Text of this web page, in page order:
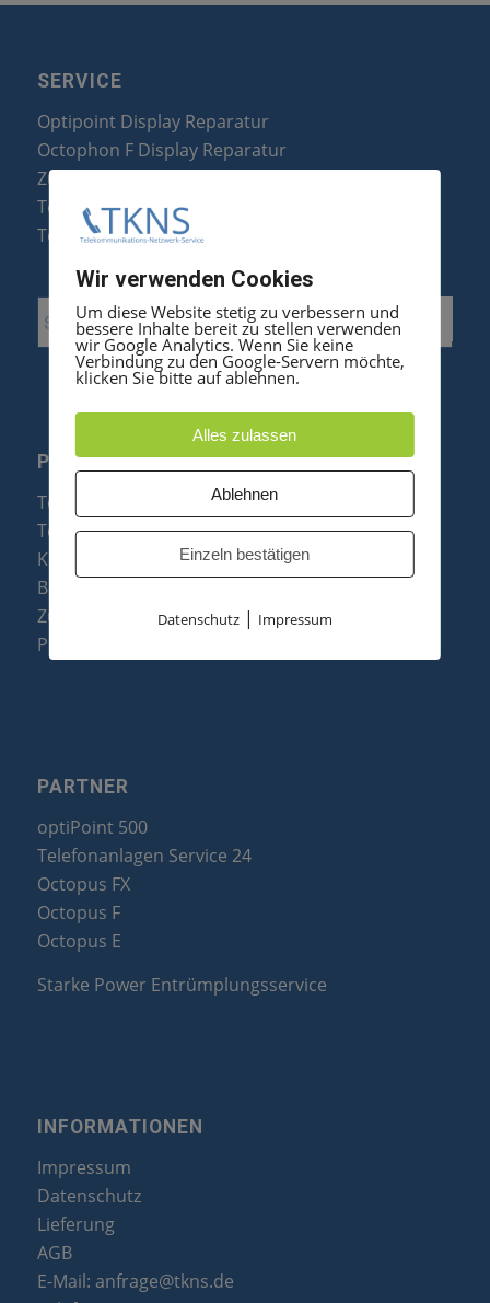
SERVICE
Optipoint Display Reparatur
Octophon F Display Reparatur
Zubehör & Ersatzteile
Telefonanlagen Optimierung
Telefonanlagen Erweiterung
PRODUKTE
Telefonanlagen
Telefone
Konftel Konferenztelefone
Baugruppen
Zubehör & Ersatzteile
Produktzusammenfassung
PARTNER
optiPoint 500
Telefonanlagen Service 24
Octopus FX
Octopus F
Octopus E
Starke Power Entrümplungsservice
INFORMATIONEN
Impressum
Datenschutz
Lieferung
AGB
E-Mail: anfrage@tkns.de
Wir verwenden Cookies
Um diese Website stetig zu verbessern und
bessere Inhalte bereit zu stellen verwenden
wir Google Analytics. Wenn Sie keine
Verbindung zu den Google-Servern möchte,
klicken Sie bitte auf ablehnen.
Alles zulassen
Ablehnen
Einzeln bestätigen
Datenschutz| Impressum